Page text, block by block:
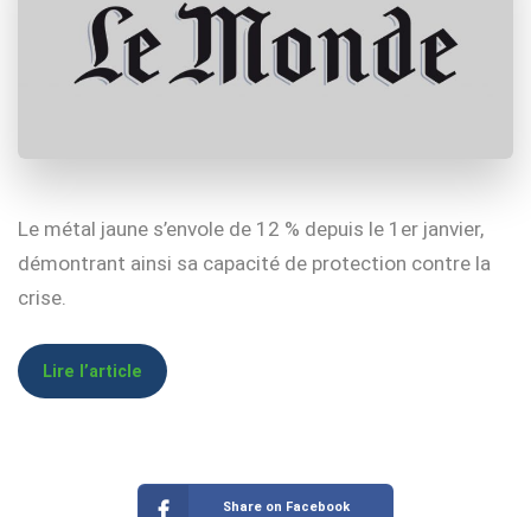
Le métal jaune s’envole de 12 % depuis le 1er janvier,
démontrant ainsi sa capacité de protection contre la
crise.
Lire l’article
Share on Facebook